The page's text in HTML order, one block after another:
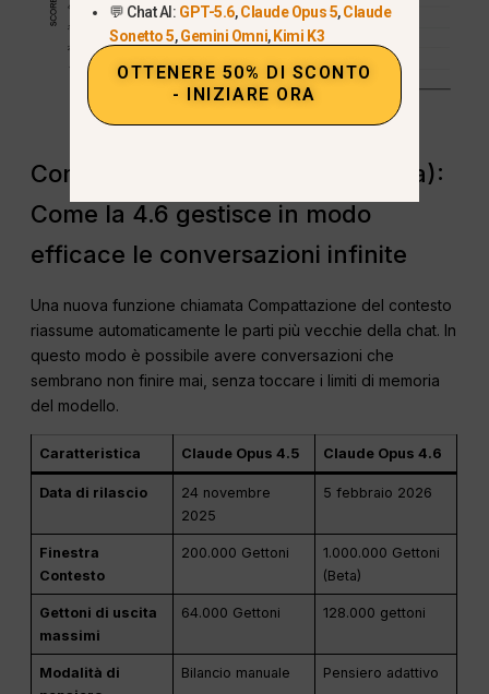
Compattazione del contesto (Beta):
Come la 4.6 gestisce in modo
efficace le conversazioni infinite
Una nuova funzione chiamata Compattazione del contesto
riassume automaticamente le parti più vecchie della chat. In
questo modo è possibile avere conversazioni che
sembrano non finire mai, senza toccare i limiti di memoria
del modello.
Caratteristica Claude Opus 4.5 Claude Opus 4.6
Data di rilascio
24 novembre
2025
5 febbraio 2026
Finestra
Contesto
200.000 Gettoni
1.000.000 Gettoni
(Beta)
Gettoni di uscita
massimi
64.000 Gettoni 128.000 gettoni
Modalità di
Bilancio manuale Pensiero adattivo
💬 Chat AI: GPT-5.6,Claude Opus 5,Claude
Sonetto 5,Gemini Omni, Kimi K3
OTTENERE 50% DI SCONTO
- INIZIARE ORA